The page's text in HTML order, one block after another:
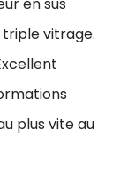
triple vitrage.
plus vite au